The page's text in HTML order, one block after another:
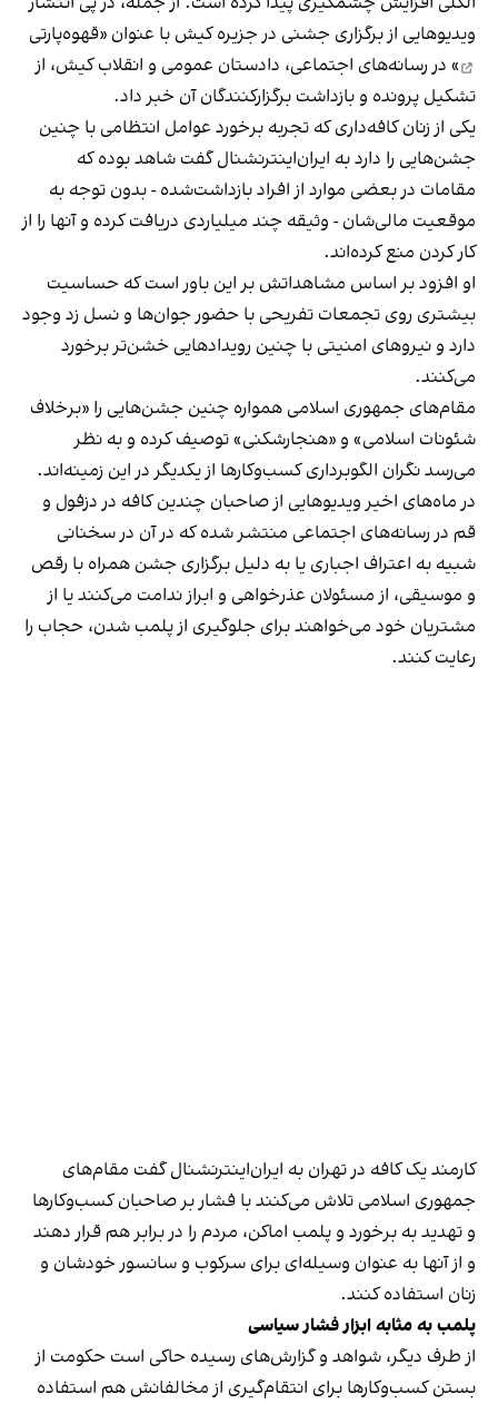
ویدیوهایی از برگزاری جشنی در جزیره کیش با عنوان «قهوه‌پارتی
» در رسانه‌های اجتماعی، دادستان عمومی و انقلاب کیش، از
تشکیل پرونده و بازداشت برگزارکنندگان آن خبر داد.
یکی از زنان کافه‌داری که تجربه برخورد عوامل انتظامی با چنین
جشن‌هایی را دارد به ایران‌اینترنشنال گفت شاهد بوده که
مقامات در بعضی موارد از افراد بازداشت‌‌شده - بدون توجه به
موقعیت مالی‌شان - وثیقه چند میلیاردی دریافت کرده و آنها را از
کار کردن منع کرده‌اند.
او افزود بر اساس مشاهداتش بر این باور است که حساسیت
بیشتری روی تجمعات تفریحی با حضور جوان‌ها و نسل زد وجود
دارد و نیروهای امنیتی با چنین رویدادهایی خشن‌تر برخورد
می‌کنند.
مقام‌های جمهوری اسلامی همواره چنین جشن‌هایی را «برخلاف
شئونات اسلامی» و «هنجارشکنی» توصیف کرده و به نظر
می‌رسد نگران الگوبرداری کسب‌وکارها از یکدیگر در این زمینه‌اند.
در ماه‌های اخیر ویدیوهایی از صاحبان چندین کافه در دزفول و
قم در رسانه‌های اجتماعی منتشر شده که در آن در سخنانی
شبیه به اعتراف اجباری یا به دلیل برگزاری جشن همراه با رقص
و موسیقی، از مسئولان عذرخواهی و ابراز ندامت می‌کنند یا از
مشتریان خود می‌خواهند برای جلوگیری از پلمب شدن، حجاب را
رعایت کنند.
کارمند یک کافه در تهران به ایران‌اینترنشنال گفت مقام‌های
جمهوری اسلامی تلاش می‌کنند با فشار بر صاحبان کسب‌وکارها
و تهدید به برخورد و پلمب اماکن، مردم را در برابر هم قرار دهند
و از آنها به عنوان وسیله‌ای برای سرکوب و سانسور خودشان و
زنان استفاده کنند.
پلمب به مثابه ابزار فشار سیاسی
از طرف دیگر، شواهد و گزارش‌های رسیده حاکی است حکومت از
بستن کسب‌وکارها برای انتقام‌گیری از مخالفانش هم استفاده